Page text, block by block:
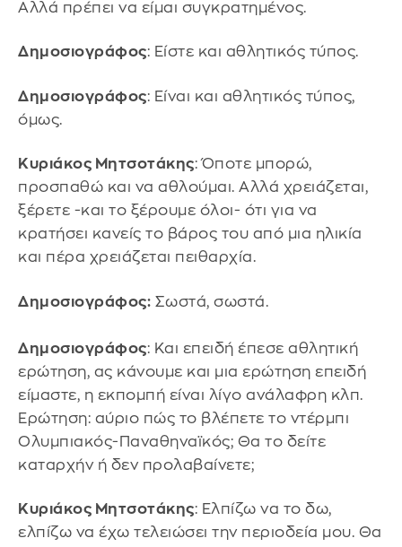
Αλλά πρέπει να είμαι συγκρατημένος.
Δημοσιογράφος: Είστε και αθλητικός τύπος.
Δημοσιογράφος: Είναι και αθλητικός τύπος,
όμως.
Κυριάκος Μητσοτάκης: Όποτε μπορώ,
προσπαθώ και να αθλούμαι. Αλλά χρειάζεται,
ξέρετε -και το ξέρουμε όλοι- ότι για να
κρατήσει κανείς το βάρος του από μια ηλικία
και πέρα χρειάζεται πειθαρχία.
Δημοσιογράφος: Σωστά, σωστά.
Δημοσιογράφος: Και επειδή έπεσε αθλητική
ερώτηση, ας κάνουμε και μια ερώτηση επειδή
είμαστε, η εκπομπή είναι λίγο ανάλαφρη κλπ.
Ερώτηση: αύριο πώς το βλέπετε το ντέρμπι
Ολυμπιακός-Παναθηναϊκός; Θα το δείτε
καταρχήν ή δεν προλαβαίνετε;
Κυριάκος Μητσοτάκης: Ελπίζω να το δω,
ελπίζω να έχω τελειώσει την περιοδεία μου. Θα